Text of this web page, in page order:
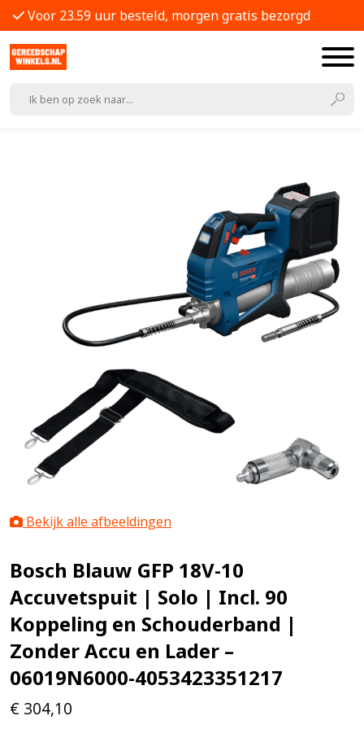
Voor 23.59 uur besteld, morgen gratis bezorgd
Bekijk alle afbeeldingen
Bosch Blauw GFP 18V-10
Accuvetspuit | Solo | Incl. 90
Koppeling en Schouderband |
Zonder Accu en Lader –
06019N6000-4053423351217
€ 304,10